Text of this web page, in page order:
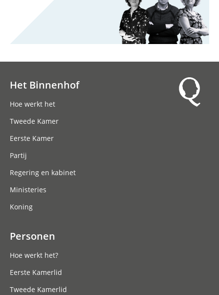
Het Binnenhof
Hoe werkt het
Tweede Kamer
Eerste Kamer
Partij
Regering en kabinet
Ministeries
Koning
Personen
Hoe werkt het?
Eerste Kamerlid
Tweede Kamerlid